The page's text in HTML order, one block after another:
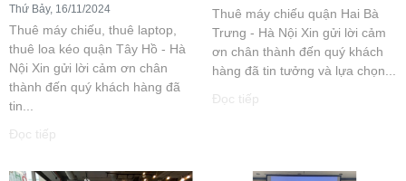
Thứ Bảy, 16/11/2024
Thuê máy chiếu, thuê laptop,
thuê loa kéo quận Tây Hồ - Hà
Nội Xin gửi lời cảm ơn chân
thành đến quý khách hàng đã
tin...
Đọc tiếp
Thuê máy chiếu quận Hai Bà
Trưng - Hà Nội Xin gửi lời cảm
ơn chân thành đến quý khách
hàng đã tin tưởng và lựa chọn...
Đọc tiếp